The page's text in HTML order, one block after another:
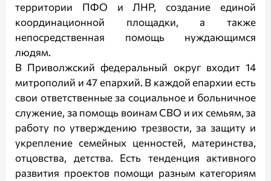
территории ПФО и ЛНР, создание единой
координационной площадки, а также
непосредственная помощь нуждающимся
людям.
В Приволжский федеральный округ входит 14
митрополий и47 епархий. В каждой епархии есть
свои ответственные за социальное и больничное
служение, за помощь воинам СВО и их семьям, за
работу по утверждению трезвости, за защиту и
укрепление семейных ценностей, материнства,
отцовства, детства. Есть тенденция активного
развития проектов помощи разным категориям